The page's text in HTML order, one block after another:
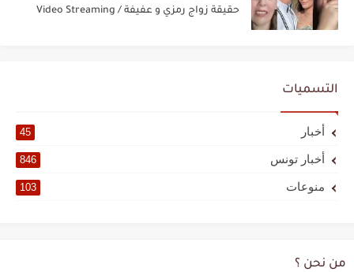
حقيقة زواج رمزي و عفيفة / Video Streaming
التسميات
أخبار 45
أخبار تونس 846
منوعات 103
من نحن ؟